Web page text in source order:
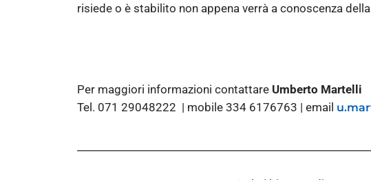
risiede o è stabilito non appena verrà a conoscenza
Per maggiori informazioni contattare Umberto Martelli
Tel. 071 29048222 | mobile 334 6176763 | email